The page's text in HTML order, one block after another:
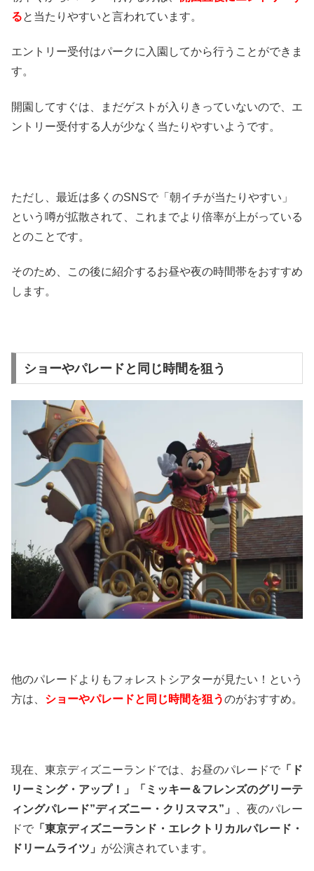
ると当たりやすいと言われています。
エントリー受付はパークに入園してから行うことができま
す。
開園してすぐは、まだゲストが入りきっていないので、エ
ントリー受付する人が少なく当たりやすいようです。
ただし、最近は多くのSNSで「朝イチが当たりやすい」
という噂が拡散されて、これまでより倍率が上がっている
とのことです。
そのため、この後に紹介するお昼や夜の時間帯をおすすめ
します。
ショーやパレードと同じ時間を狙う
他のパレードよりもフォレストシアターが見たい！という
方は、 ショーやパレードと同じ時間を狙うのがおすすめ。
現在、東京ディズニーランドでは、お昼のパレードで 「ド
リーミング・アップ！」「ミッキー＆フレンズのグリーテ
ィングパレード”ディズニー・クリスマス”」
、夜のパレー
ドで 「東京ディズニーランド・エレクトリカルパレード・
ドリームライツ」 が公演されています。